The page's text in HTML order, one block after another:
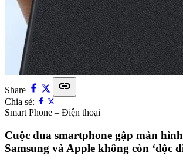
Share link
Chia sẻ:
Smart Phone – Điện thoại
Cuộc đua smartphone gập màn
Samsung và Apple không còn ‘độc